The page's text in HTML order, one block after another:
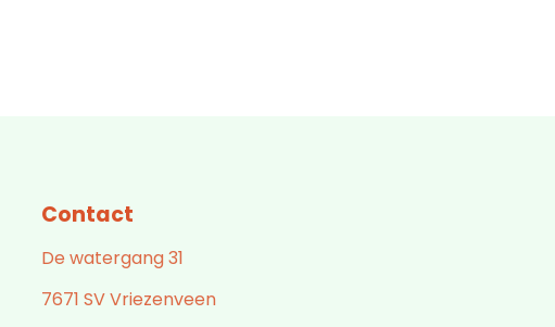
Contact
De watergang 31
7671 SV Vriezenveen